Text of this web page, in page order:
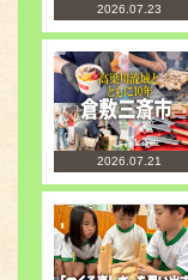
2026.07.23
2026.07.21